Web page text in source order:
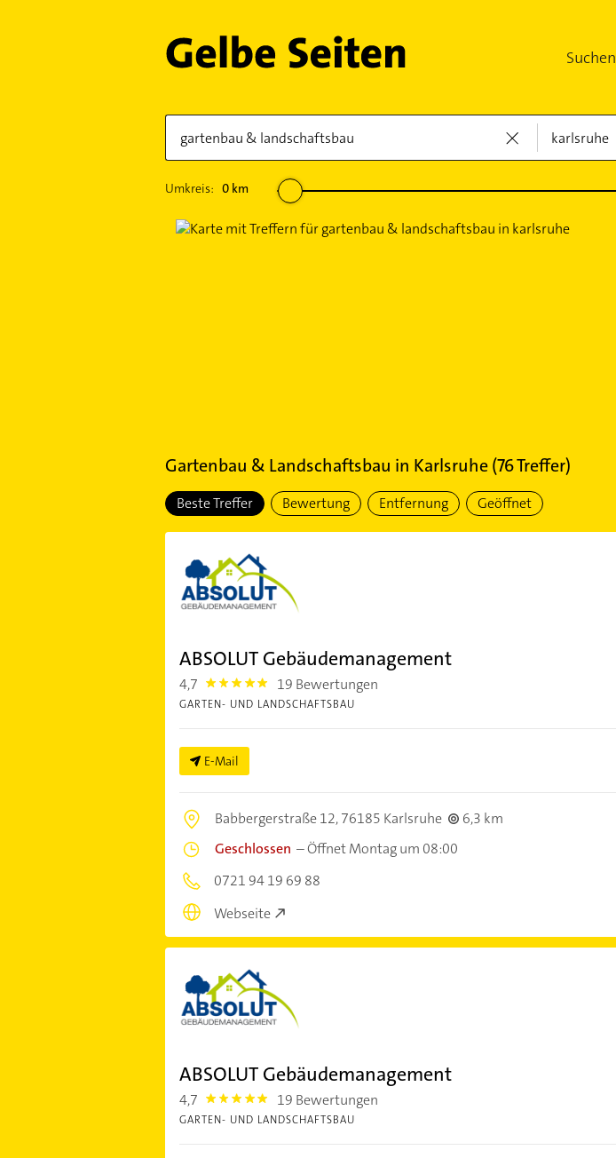
Suchen
Umkreis: 0km
Gartenbau & Landschaftsbau in Karlsruhe(76Treffer)
Beste Treffer Bewertung Entfernung Geöffnet
ABSOLUT Gebäudemanagement
4,7 4.7000003 19 Bewertungen
GARTEN- UND LANDSCHAFTSBAU
E-Mail
Babbergerstraße 12,76185 Karlsruhe
6,3 km
Geschlossen –Öffnet Montag um 08:00
0721 94 19 69 88
Webseite
ABSOLUT Gebäudemanagement
4,7 4.7000003 19 Bewertungen
GARTEN- UND LANDSCHAFTSBAU